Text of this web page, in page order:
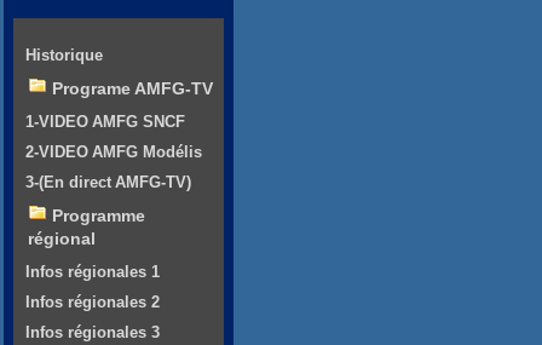
Historique
Programe AMFG-TV
1-VIDEO AMFG SNCF
2-VIDEO AMFG Modélis
3-(En direct AMFG-TV)
Programme
régional
Infos régionales 1
Infos régionales 2
Infos régionales 3